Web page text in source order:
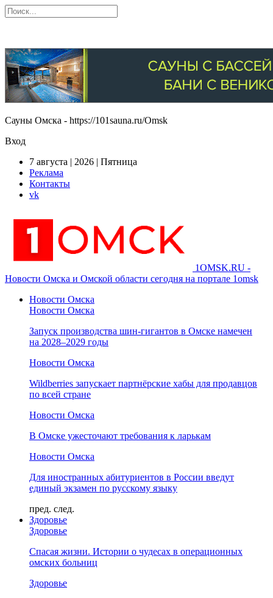
Сауны Омска - https://101sauna.ru/Omsk
Вход
7 августа | 2026 | Пятница
Реклама
Контакты
vk
1OMSK.RU -
Новости Омска и Омской области сегодня на портале 1omsk
Новости Омска
Новости Омска
Запуск производства шин-гигантов в Омске намечен
на 2028–2029 годы
Новости Омска
Wildberries запускает партнёрские хабы для продавцов
по всей стране
Новости Омска
В Омске ужесточают требования к ларькам
Новости Омска
Для иностранных абитуриентов в России введут
единый экзамен по русскому языку
пред. след.
Здоровье
Здоровье
Спасая жизни. Истории о чудесах в операционных
омских больниц
Здоровье